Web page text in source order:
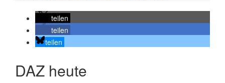
teilen
teilen
teilen
DAZ heute